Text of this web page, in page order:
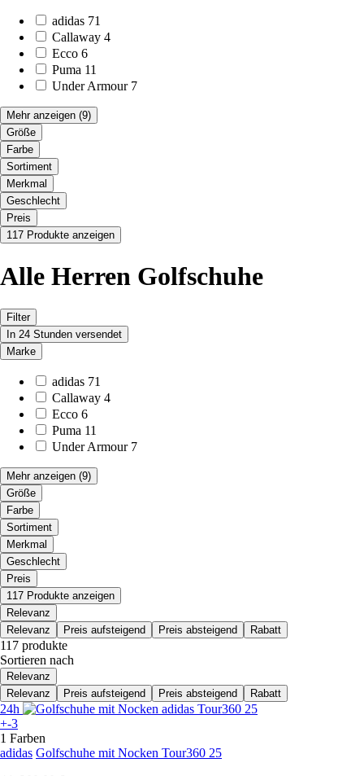
adidas 71
Callaway 4
Ecco 6
Puma 11
Under Armour 7
Mehr anzeigen (9)
Größe
Farbe
Sortiment
Merkmal
Geschlecht
Preis
117 Produkte anzeigen
Alle Herren Golfschuhe
Filter
In 24 Stunden versendet
Marke
adidas 71
Callaway 4
Ecco 6
Puma 11
Under Armour 7
Mehr anzeigen (9)
Größe
Farbe
Sortiment
Merkmal
Geschlecht
Preis
117 Produkte anzeigen
Relevanz
Relevanz
Preis aufsteigend Preis absteigend Rabatt
117 produkte
Sortieren nach
Relevanz
Relevanz
Preis aufsteigend Preis absteigend Rabatt
24h
+-3
1 Farben
adidas Golfschuhe mit Nocken Tour360 25